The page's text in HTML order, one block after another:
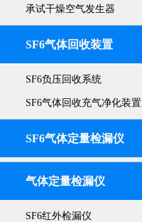
承试干燥空气发生器
SF6气体回收装置
SF6负压回收系统
SF6气体回收充气净化装置
SF6气体定量检漏仪
气体定量检漏仪
SF6红外检漏仪